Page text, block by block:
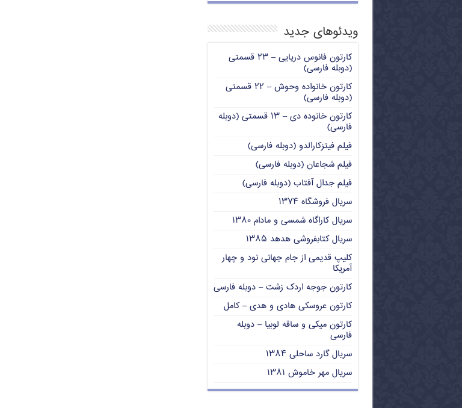
ویدئوهای جدید
کارتون فانوس دریایی – ۲۳ قسمتی
(دوبله فارسی)
کارتون خانواده وحوش – ۲۲ قسمتی
(دوبله فارسی)
کارتون خانوده دی – ۱۳ قسمتی (دوبله
فارسی)
فیلم فیتزکارالدو (دوبله فارسی)
فیلم شجاعان (دوبله فارسی)
فیلم جدال آفتاب (دوبله فارسی)
سریال فروشگاه ۱۳۷۴
سریال کاراگاه شمسی و مادام ۱۳۸۰
سریال کتابفروشی هدهد ۱۳۸۵
کلیپ قدیمی از جام جهانی نود و چهار
آمریکا
کارتون جوجه اردک زشت – دوبله فارسی
کارتون عروسکی هادی و هدی – کامل
کارتون میکی و ساقه لوبیا – دوبله
فارسی
سریال گارد ساحلی ۱۳۸۴
سریال مهر خاموش ۱۳۸۱